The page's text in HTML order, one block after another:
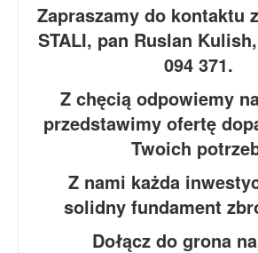
Zapraszamy do kontaktu
STALI, pan Ruslan
094 371.
Z chęcią odpowiemy
przedstawimy ofertę
Twoich
Z nami każda
solidny fundament
Dołącz do grona